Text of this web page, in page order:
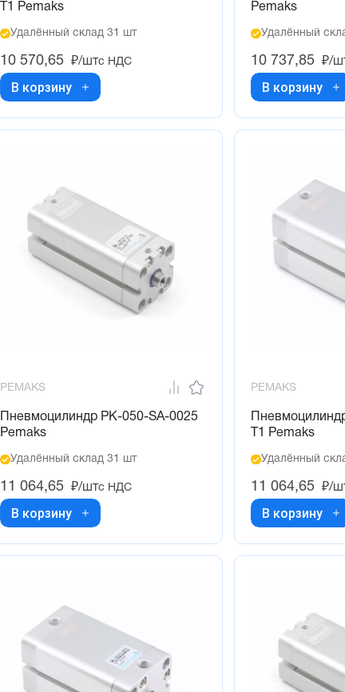
T1 Pemaks
Удалённый склад 31 шт
10 570,65 ₽/штс НДС
В корзину
Pemaks
Удалённый
10 737,85 ₽/
В корзину
PEMAKS
Пневмоцилиндр PK-050-SA-0025
Pemaks
Удалённый склад 31 шт
11 064,65 ₽/штс НДС
В корзину
PEMAKS
T1 Pemaks
Удалённый
11 064,65 ₽/
В корзину